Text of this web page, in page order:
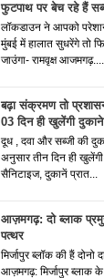
फुटपाथ पर बेच रहे हैं
लॉकडाउन ने आपको
मुंबई में हालात सुधरेंगे तो
जाउंगा- रामवृक्ष आजमगढ़....
बढ़ा संक्रमण तो
03 दिन ही खुलेंगी दुकाने
दूध , दवा और सब्जी की
अनुसार तीन दिन ही खुलेंगी
सैनिटाइज, दुकानें प्रात...
आज़मगढ़: दो ब्लाक
पत्थर
मिर्जापुर ब्लॉक की हैं दोनो
आज़मगढ़: मिर्जापुर ब्लाक